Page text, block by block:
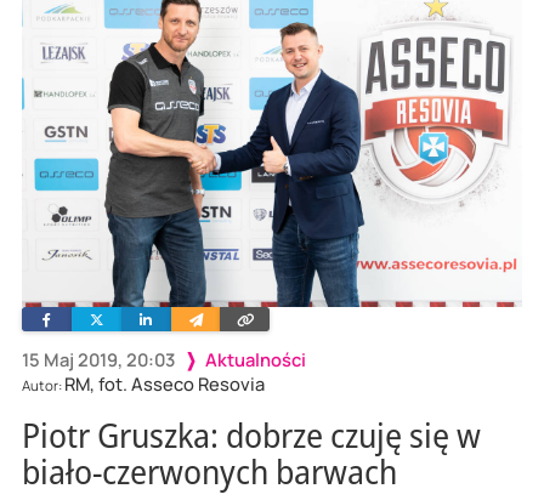
15 Maj 2019, 20:03 Aktualności
Autor: RM, fot. Asseco Resovia
FacebookTwitterLinkedinWyślij
e-
Skopiuj
link
Piotr Gruszka: dobrze czuję się w
biało-czerwonych barwach